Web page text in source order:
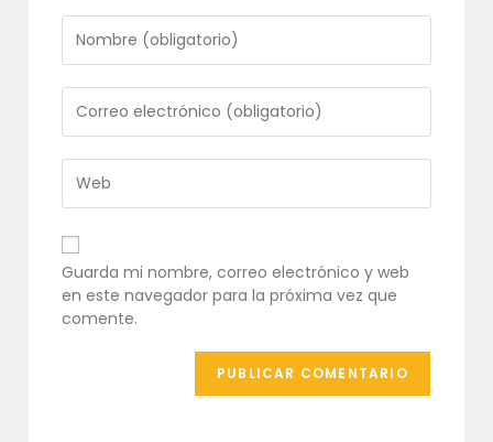
tu
nombre
o
nombre
de
usuario
para
comentar
tu
dirección
de
correo
electrónico
para
comentar
URL
de
tu
web
(opcional)
Guarda mi nombre, correo electrónico y web
en este navegador para la próxima vez que
comente.